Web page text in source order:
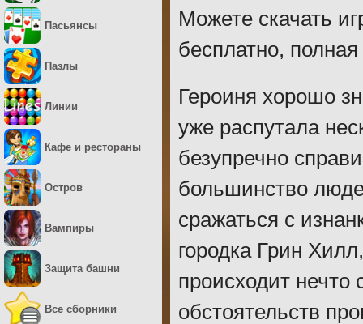
Можете скачать
бесплатно,
Героиня хорошо
уже распутала
безупречно
большинство
сражаться с
городка Грин
происходит нечто
обстоятельств
Пасьянсы
Пазлы
Линии
Кафе и рестораны
Остров
Вампиры
Защита башни
Все сборники